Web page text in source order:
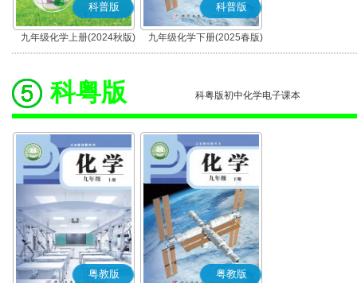
科普版
九年级化学上册(2024秋版)
(科普版)
科普版
九年级化学下册(2025春版)
(科普版)
科粤版 科粤版初中化学电子课本
粤教版 粤教版